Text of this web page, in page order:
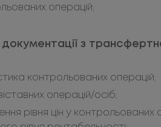
операцій;
документації з
контрольованих операцій;
операцій/осіб;
рівня цін у